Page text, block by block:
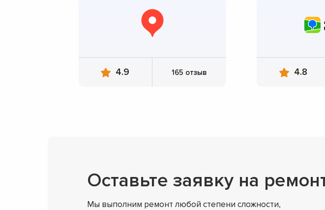
4.9 165 отзыв 4.8
Оставьте заявку на
Мы выполним ремонт любой степени сложности,